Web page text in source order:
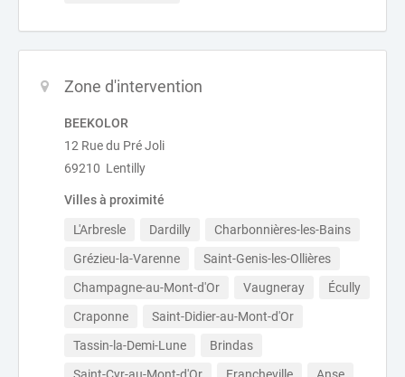
Zone d'intervention
BEEKOLOR
12 Rue du Pré Joli
69210 Lentilly
Villes à proximité
L'Arbresle Dardilly
Charbonnières-les-Bains
Grézieu-la-Varenne
Saint-Genis-les-Ollières
Champagne-au-Mont-d'Or
Vaugneray
Écully
Craponne
Saint-Didier-au-Mont-d'Or
Tassin-la-Demi-Lune
Brindas